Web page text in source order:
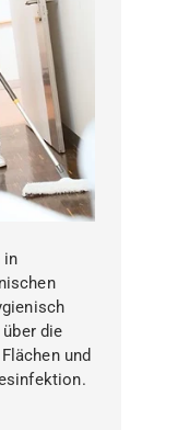
in
die
und